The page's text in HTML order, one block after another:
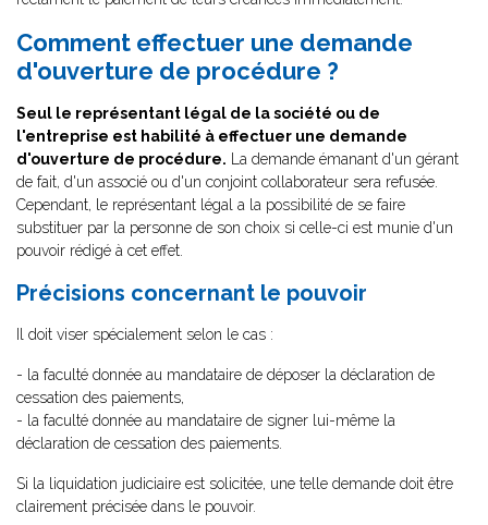
Comment effectuer une demande
d'ouverture de procédure ?
Seul le représentant légal de la société ou de
l'entreprise est habilité à effectuer une demande
d'ouverture de procédure. La demande émanant d'un gérant
de fait, d'un associé ou d'un conjoint collaborateur sera refusée.
Cependant, le représentant légal a la possibilité de se faire
substituer par la personne de son choix si celle-ci est munie d'un
pouvoir rédigé à cet effet.
Précisions concernant le pouvoir
Il doit viser spécialement selon le cas :
- la faculté donnée au mandataire de déposer la déclaration de
cessation des paiements,
- la faculté donnée au mandataire de signer lui-même la
déclaration de cessation des paiements.
Si la liquidation judiciaire est solicitée, une telle demande doit être
clairement précisée dans le pouvoir.